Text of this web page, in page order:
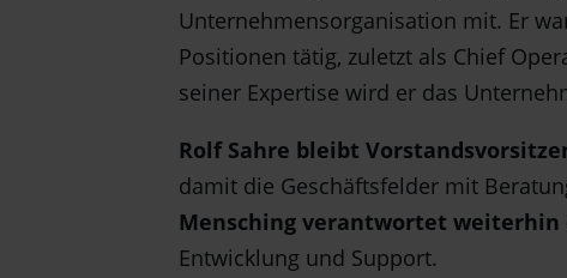
Unternehmensorganisation mit. Er
Positionen tätig, zuletzt als Chief
seiner Expertise wird er das
Rolf Sahre bleibt
damit die Geschäftsfelder mit
Mensching verantwortet weiterhin
Entwicklung und Support.